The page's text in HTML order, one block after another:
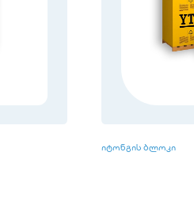
იტონგის ბლოკი